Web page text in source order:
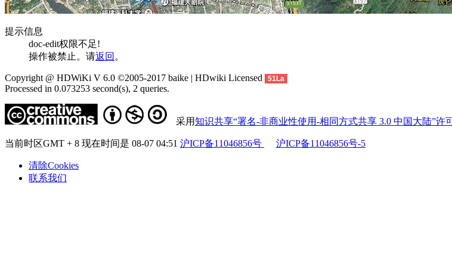
提示信息
doc-edit权限不足!
操作被禁止。请返回 。
Copyright @ HDWiKi V 6.0 ©2005-2017 baike | HDwiki Licensed 51La
Processed in 0.073253 second(s), 2 queries.
采用知识共享“署名-非商业性使用-相同方式共享 3.0 中国大陆”许
当前时区GMT + 8 现在时间是 08-07 04:51 沪ICP备11046856号 沪ICP备11046856号-5
清除Cookies
联系我们